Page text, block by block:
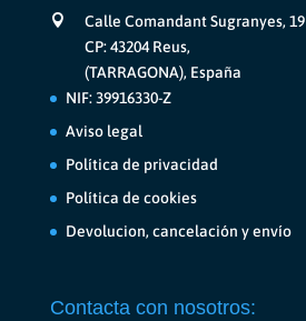
Calle Comandant Sugranyes, 19
CP: 43204 Reus,
(TARRAGONA), España
NIF: 39916330-Z
Aviso legal
Política de privacidad
Política de cookies
Devolucion, cancelación y envío
Contacta con nosotros: